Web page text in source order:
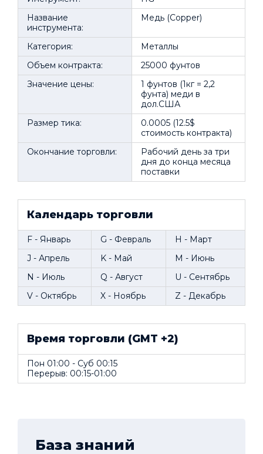
Название
инструмента:
Медь (Copper)
Категория:
Металлы
Объем контракта:
25000 фунтов
Значение цены:
1 фунтов (1кг = 2,2
фунта) меди в
дол.США
Размер тика:
0.0005 (12.5$
стоимость контракта)
Окончание торговли:
Рабочий день за три
дня до конца месяца
поставки
Календарь торговли
F - Январь G - Февраль
H - Март
J - Апрель
K - Май
M - Июнь
N - Июль
Q - Август
U - Сентябрь
V - Октябрь
X - Ноябрь Z - Декабрь
Время торговли (GMT +2)
Пон 01:00 - Суб 00:15
Перерыв: 00:15-01:00
База знаний